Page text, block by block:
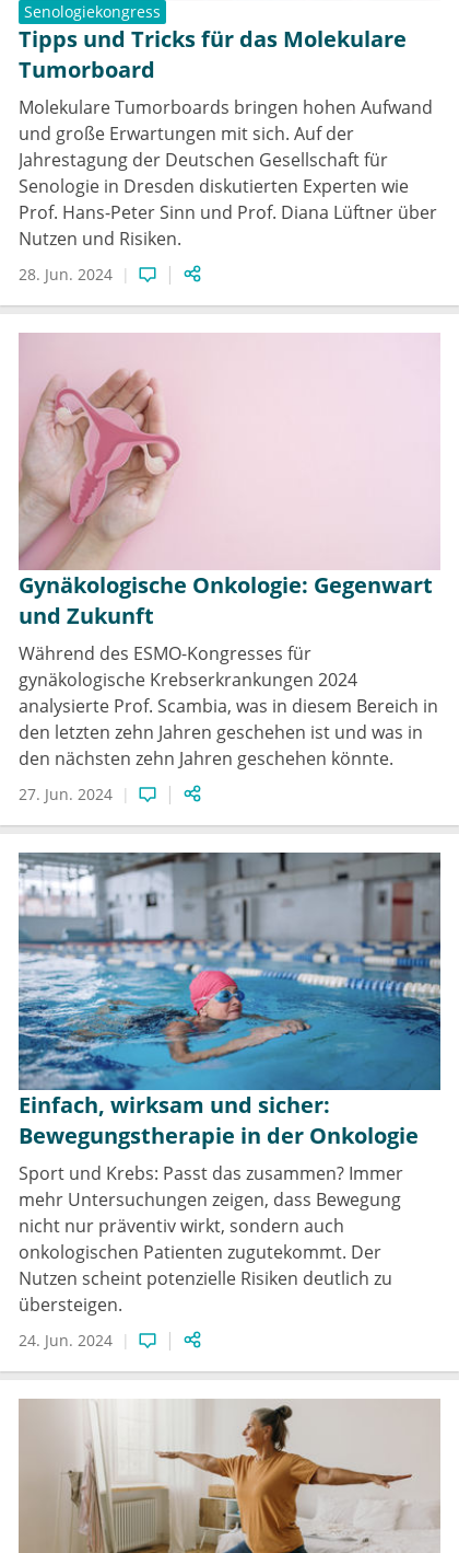
Senologiekongress
Tipps und Tricks für das Molekulare
Tumorboard
Molekulare Tumorboards bringen hohen Aufwand
und große Erwartungen mit sich. Auf der
Jahrestagung der Deutschen Gesellschaft für
Senologie in Dresden diskutierten Experten wie
Prof. Hans-Peter Sinn und Prof. Diana Lüftner über
Nutzen und Risiken.
28. Jun. 2024
Gynäkologische Onkologie: Gegenwart
und Zukunft
Während des ESMO-Kongresses für
gynäkologische Krebserkrankungen 2024
analysierte Prof. Scambia, was in diesem Bereich in
den letzten zehn Jahren geschehen ist und was in
den nächsten zehn Jahren geschehen könnte.
27. Jun. 2024
Einfach, wirksam und sicher:
Bewegungstherapie in der Onkologie
Sport und Krebs: Passt das zusammen? Immer
mehr Untersuchungen zeigen, dass Bewegung
nicht nur präventiv wirkt, sondern auch
onkologischen Patienten zugutekommt. Der
Nutzen scheint potenzielle Risiken deutlich zu
übersteigen.
24. Jun. 2024